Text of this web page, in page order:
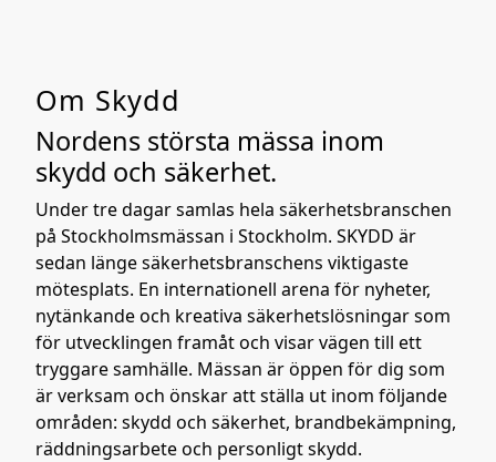
Om Skydd
Nordens största mässa inom
skydd och säkerhet.
Under tre dagar samlas hela säkerhetsbranschen
på Stockholmsmässan i Stockholm. SKYDD är
sedan länge säkerhetsbranschens viktigaste
mötesplats. En internationell arena för nyheter,
nytänkande och kreativa säkerhetslösningar som
för utvecklingen framåt och visar vägen till ett
tryggare samhälle. Mässan är öppen för dig som
är verksam och önskar att ställa ut inom följande
områden: skydd och säkerhet, brandbekämpning,
räddningsarbete och personligt skydd.